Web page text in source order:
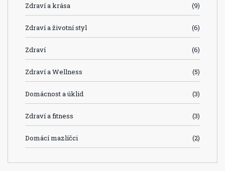
Zdraví a krása (9)
Zdraví a životní styl (6)
Zdraví (6)
Zdraví a Wellness (5)
Domácnost a úklid (3)
Zdraví a fitness (3)
Domácí mazlíčci (2)